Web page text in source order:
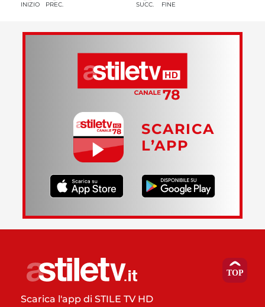
INIZIO PREC. SUCC. FINE
SCARICA
L’APP
Scarica l'app di STILE TV HD